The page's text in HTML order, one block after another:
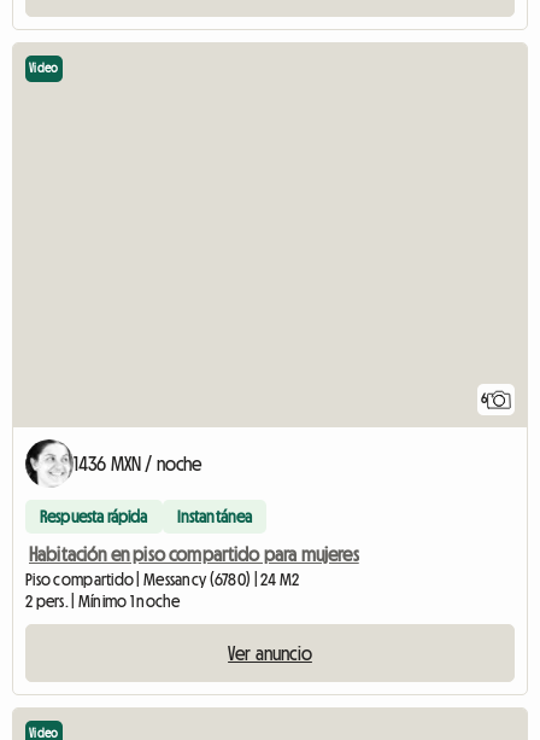
6
Video
1436 MXN / noche
Respuesta rápida Instantánea
Habitación en piso compartido para mujeres
Piso compartido | Messancy (6780) | 24 M2
2 pers. | Mínimo 1 noche
Ver anuncio
Video